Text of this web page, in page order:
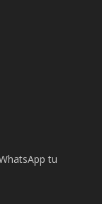
tu